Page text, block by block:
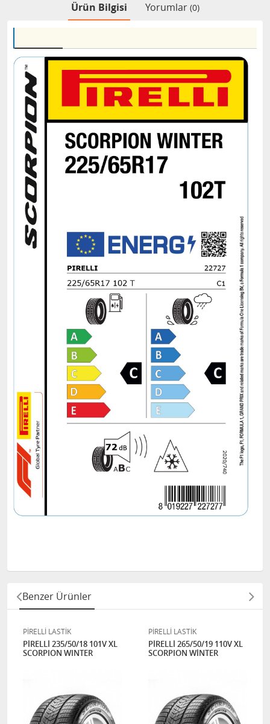
Ürün Bilgisi Yorumlar (0)
Benzer Ürünler
PİRELLİ LASTİK
PİRELLİ 235/50/18 101V XL
SCORPION WINTER
PİRELLİ LASTİK
PİRELLİ 265/50/19 110V XL
SCORPION WİNTER